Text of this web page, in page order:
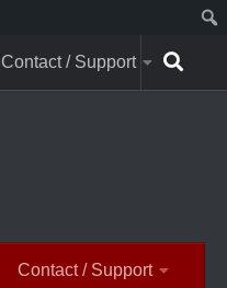
Contact / Support
Contact / Support